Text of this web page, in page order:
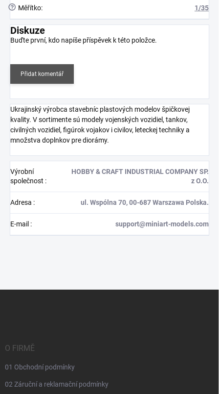
? Měřítko: 1/35
Diskuze
Buďte první, kdo napíše příspěvek k této položce.
Přidat komentář
Ukrajinský výrobca stavebníc plastových modelov špičkovej
kvality. V sortimente sú modely vojenských vozidiel, tankov,
civilných vozidiel, figúrok vojakov i civilov, leteckej techniky a
množstva doplnkov pre diorámy.
Výrobní
společnost :
HOBBY & CRAFT INDUSTRIAL COMPANY SP.
z O.O.
Adresa : ul. Wspólna 70, 00-687 Warszawa Polska.
E-mail : support@miniart-models.com
O FIRMĚ
01 Obchodní podmínky
02 Záruční a reklamační podmínky